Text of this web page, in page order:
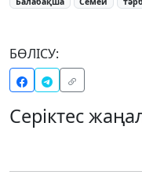
БӨЛІСУ:
Серіктес